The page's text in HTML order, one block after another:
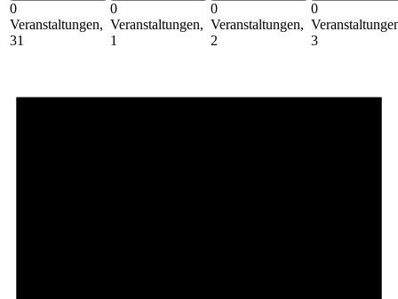
0
Veranstaltungen,
31
0
Veranstaltungen,
1
0
Veranstaltungen,
2
0
3